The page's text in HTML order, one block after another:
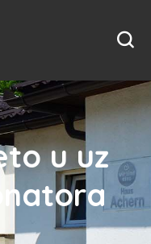
u uz